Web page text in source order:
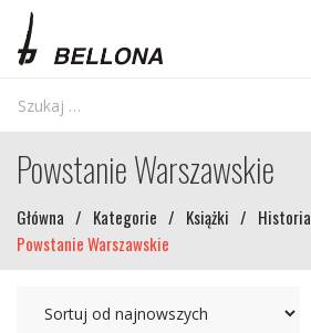
Powstanie Warszawskie
Główna / Kategorie / Książki / Historia
Powstanie Warszawskie